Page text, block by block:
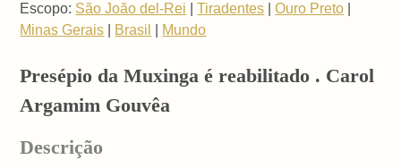
Escopo: São João del-Rei |Tiradentes |Ouro Preto
Minas Gerais
Brasil Mundo
Presépio da Muxinga é reabilitado . Carol
Argamim Gouvêa
Descrição